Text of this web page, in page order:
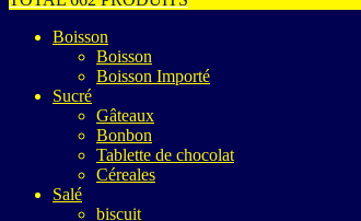
Boisson
Boisson
Boisson Importé
Sucré
Gâteaux
Bonbon
Tablette de chocolat
Céreales
Salé
biscuit